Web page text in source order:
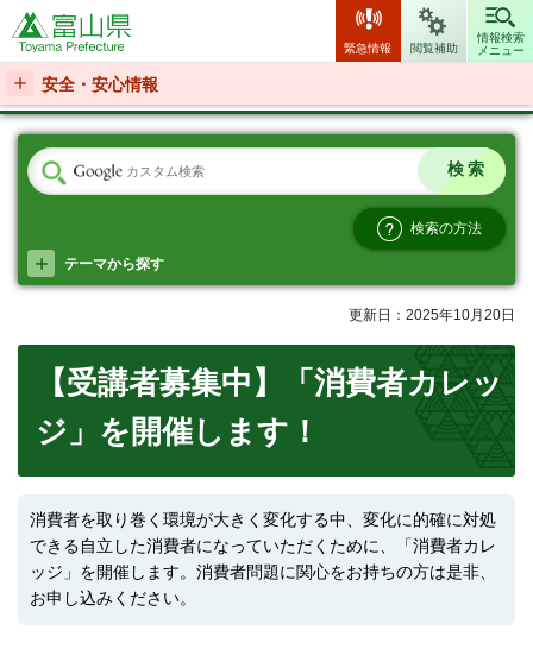
富山県
緊急情報 閲覧補助
情報検索
メニュー
安全・安心情報
検索の方法
テーマから探す
更新日：2025年10月20日
【受講者募集中】「消費者カレッ
ジ」を開催します！
消費者を取り巻く環境が大きく変化する中、変化に的確に対処
できる自立した消費者になっていただくために、「消費者カレ
ッジ」を開催します。消費者問題に関心をお持ちの方は是非、
お申し込みください。